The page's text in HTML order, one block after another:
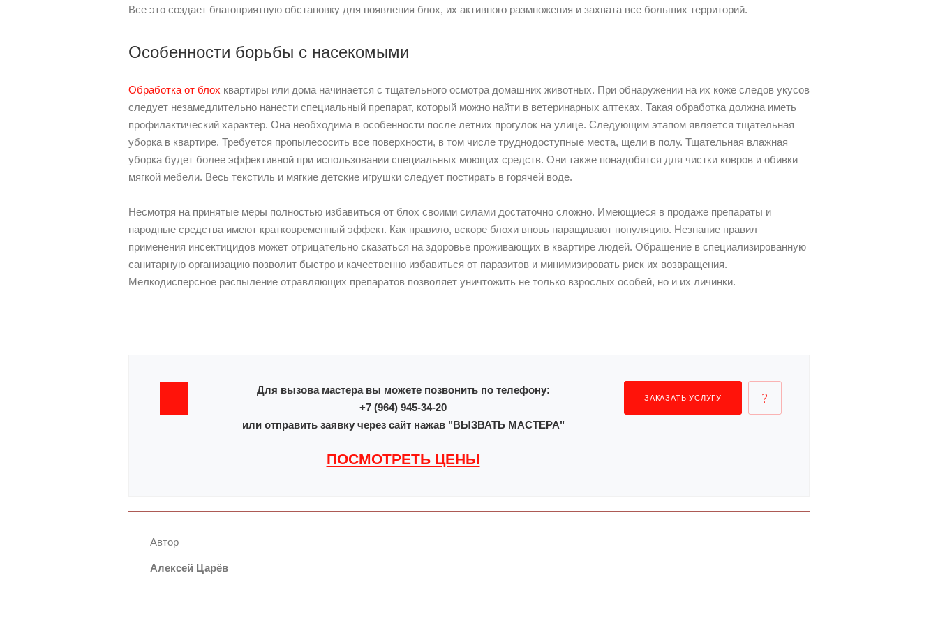
Все это создает благоприятную обстановку для появления блох, их активного размножения и захвата все больших территорий.
Особенности борьбы с насекомыми
Обработка от блох квартиры или дома начинается с тщательного осмотра домашних животных. При обнаружении на их коже следов укусов
следует незамедлительно нанести специальный препарат, который можно найти в ветеринарных аптеках. Такая обработка должна иметь
профилактический характер. Она необходима в особенности после летних прогулок на улице. Следующим этапом является тщательная
уборка в квартире. Требуется пропылесосить все поверхности, в том числе труднодоступные места, щели в полу. Тщательная влажная
уборка будет более эффективной при использовании специальных моющих средств. Они также понадобятся для чистки ковров и обивки
мягкой мебели. Весь текстиль и мягкие детские игрушки следует постирать в горячей воде.
Несмотря на принятые меры полностью избавиться от блох своими силами достаточно сложно. Имеющиеся в продаже препараты и
народные средства имеют кратковременный эффект. Как правило, вскоре блохи вновь наращивают популяцию. Незнание правил
применения инсектицидов может отрицательно сказаться на здоровье проживающих в квартире людей. Обращение в специализированную
санитарную организацию позволит быстро и качественно избавиться от паразитов и минимизировать риск их возвращения.
Мелкодисперсное распыление отравляющих препаратов позволяет уничтожить не только взрослых особей, но и их личинки.
Для вызова мастера вы можете позвонить по телефону:
+7 (964) 945-34-20
или отправить заявку через сайт нажав "ВЫЗВАТЬ МАСТЕРА"
ПОСМОТРЕТЬ ЦЕНЫ
ЗАКАЗАТЬ УСЛУГУ
Автор
Алексей Царёв